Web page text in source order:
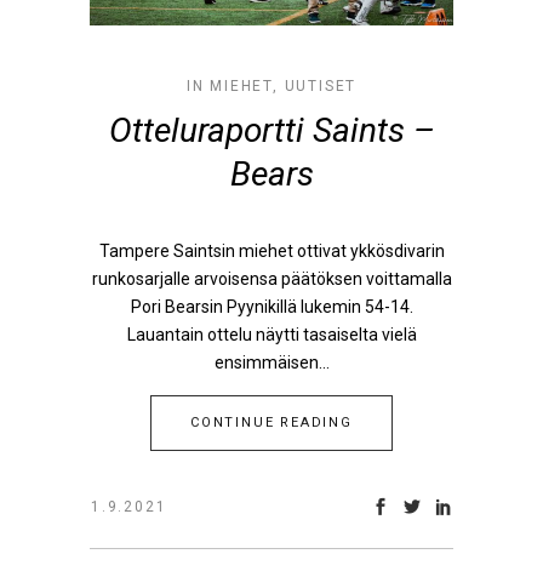
IN MIEHET, UUTISET
Otteluraportti Saints –
Bears
Tampere Saintsin miehet ottivat ykkösdivarin
runkosarjalle arvoisensa päätöksen voittamalla
Pori Bearsin Pyynikillä lukemin 54-14.
Lauantain ottelu näytti tasaiselta vielä
ensimmäisen...
CONTINUE READING
1.9.2021